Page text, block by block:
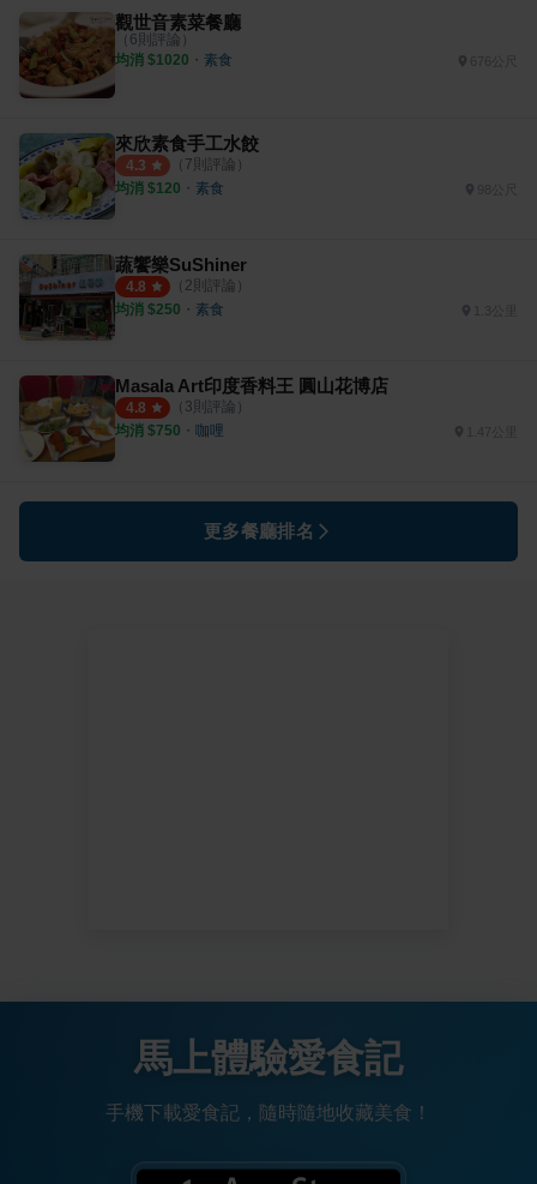
觀世音素菜餐廳
（ 6則評論）
均消 $1020 ・ 素食
來欣素食手工水餃
4.3 （ 7則評論）
均消 $120 ・ 素食
蔬饗樂SuShiner
4.8 （ 2則評論）
均消 $250 ・ 素食
Masala Art印度香料王 圓山花博店
4.8 （ 3則評論）
均消 $750 ・ 咖哩 1.47公里
更多餐廳排名
馬上體驗愛食記
手機下載愛食記，隨時隨地收藏美食！